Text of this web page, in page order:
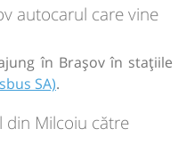
autocarul care vine
în Brașov în stațiile
SA).
din Milcoiu către